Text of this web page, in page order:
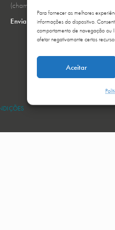
Para fornecer as melhores
informações do dispositivo.
comportamento de navegação ou
afetar negativamante certos
Aceitar
(chamada para rede fixa nacional)
Enviar mensagem